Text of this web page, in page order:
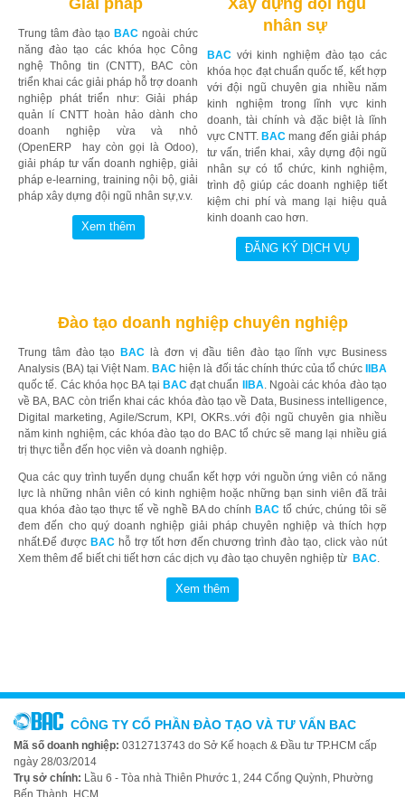
Trung tâm đào tạo BAC ngoài chức
năng đào tạo các khóa học Công
nghệ Thông tin (CNTT), BAC còn
triển khai các giải pháp hỗ trợ doanh
nghiệp phát triển như: Giải pháp
quản lí CNTT hoàn hảo dành cho
doanh nghiệp vừa và nhỏ
(OpenERP hay còn gọi là Odoo),
giải pháp tư vấn doanh nghiệp, giải
pháp e-learning, training nội bộ, giải
pháp xây dựng đội ngũ nhân sự,v.v.
nhân sự
BAC với kinh nghiệm đào tạo các
khóa học đạt chuẩn quốc tế, kết hợp
với đội ngũ chuyên gia nhiều năm
kinh nghiệm trong lĩnh vực kinh
doanh, tài chính và đặc biệt là lĩnh
vực CNTT. BAC mang đến giải pháp
tư vấn, triển khai, xây dựng đội ngũ
nhân sự có tổ chức, kinh nghiệm,
trình độ giúp các doanh nghiệp tiết
kiệm chi phí và mang lại hiệu quả
kinh doanh cao hơn.
Đào tạo doanh nghiệp chuyên nghiệp
Trung tâm đào tạo BAC là đơn vị đầu tiên đào tạo lĩnh vực Business
Analysis (BA) tại Việt Nam. BAC hiện là đối tác chính thức của tổ chức
IIBA
quốc tế. Các khóa học BA tại BACđạt chuẩn IIBA. Ngoài các khóa đào tạo
về BA, BAC còn triển khai các khóa đào tạo về Data, Business intelligence,
Digital marketing, Agile/Scrum, KPI, OKRs..với đội ngũ chuyên gia nhiều
năm kinh nghiệm, các khóa đào tạo do BAC tổ chức sẽ mang lại nhiều giá
trị thực tiễn đến học viên và doanh nghiệp.
Qua các quy trình tuyển dụng chuẩn kết hợp với nguồn ứng viên có năng
lực là những nhân viên có kinh nghiệm hoặc những bạn sinh viên đã trải
qua khóa đào tạo thực tế về nghề BA do chính BACtổ chức, chúng tôi sẽ
đem đến cho quý doanh nghiệp giải pháp chuyên nghiệp và thích hợp
nhất.Để được BAChỗ trợ tốt hơn đến chương trình đào tạo, click vào nút
Xem thêm để biết chi tiết hơn các dịch vụ đào tạo chuyên nghiệp từ BAC.
CÔNG TY CỔ PHẦN ĐÀO TẠO VÀ TƯ VẤN BAC
Mã số doanh nghiệp: 0312713743 do Sở Kế hoạch & Đầu tư TP.HCM cấp
ngày 28/03/2014
Trụ sở chính: Lầu 6 - Tòa nhà Thiên Phước 1, 244 Cống Quỳnh, Phường
Bến Thành, HCM.